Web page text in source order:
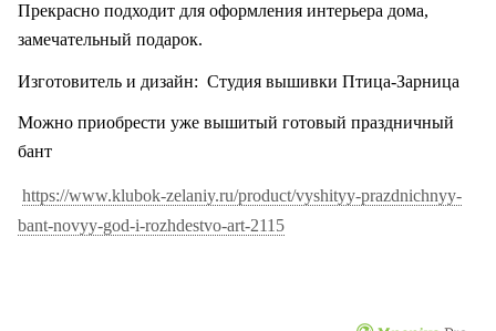
Прекрасно подходит для оформления интерьера дома,
замечательный подарок.
Изготовитель и дизайн: Студия вышивки Птица-Зарница
Можно приобрести уже вышитый готовый праздничный
бант
https://www.klubok-zelaniy.ru/product/vyshityy-prazdnichnyy-
bant-novyy-god-i-rozhdestvo-art-2115